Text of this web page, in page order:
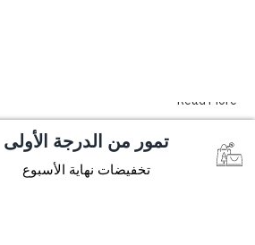
Read More
تمور من الدرجة الأولى
تخفيضات نهاية الأسبوع